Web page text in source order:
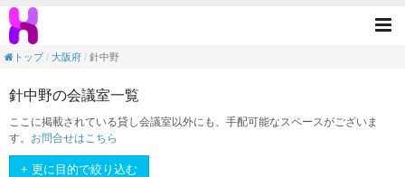
<素敵なスペースを手元に>！1分でできる
トップ
大阪府 針中野
針中野の会議室一覧
ここに掲載されている貸し会議室以外にも、手配可能なスペースがございま
す。 お問合せはこちら
+ 更に目的で絞り込む